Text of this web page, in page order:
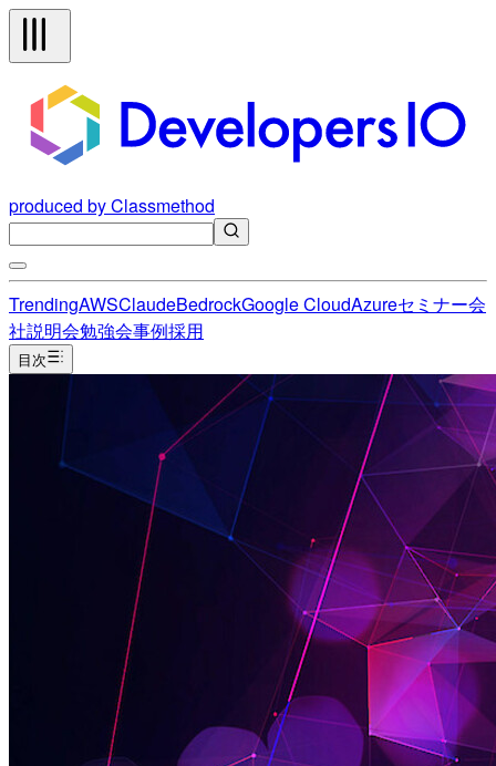
produced by Classmethod
TrendingAWSClaudeBedrockGoogle CloudAzureセミナー会
社説明会勉強会事例採用
目次